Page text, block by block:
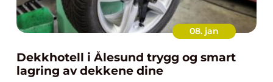
08. jan
Dekkhotell i Ålesund trygg og smart
lagring av dekkene dine